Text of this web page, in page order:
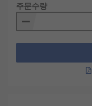
주문수량